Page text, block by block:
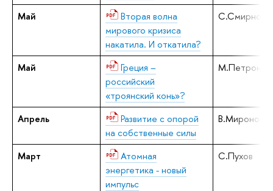
Май
Вторая волна
мирового кризиса
накатила. И откатила?
С.Смирнов
Май
Греция –
российский
«троянский конь»?
Апрель
Развитие с опорой
на собственные силы
В.Миронов
Март
Атомная
энергетика - новый
импульс
С.Пухов